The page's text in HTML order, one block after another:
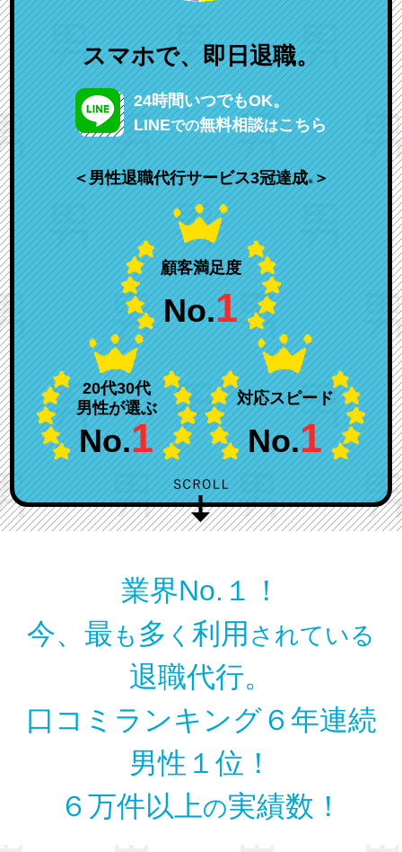
スマホで、即日退職。
24時間いつでもOK。
LINEでの無料相談はこちら
＜男性退職代行サービス3冠達成※＞
対応スピード
No.1
20代30代
男性が選ぶ
No.1
顧客満足度
No.1
業界No.１！
今、最 も 多 く 利用 されている
退職代行。
口コミランキング６年連続
男性１位！
６万件以上の実績数！